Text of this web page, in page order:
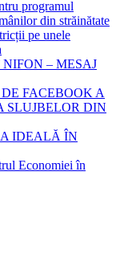
programul
din străinătate
pe unele
– MESAJ
FACEBOOK A
SLUJBELOR DIN
IDEALĂ ÎN
Economiei în